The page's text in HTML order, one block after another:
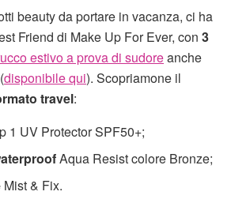
beauty da portare in vacanza, ci ha
Friend di Make Up For Ever, con 3
estivo a prova di sudoreanche
disponibile qui). Scopriamone il
travel:
1 UV Protector SPF50+;
Aqua Resist colore Bronze;
Mist & Fix.